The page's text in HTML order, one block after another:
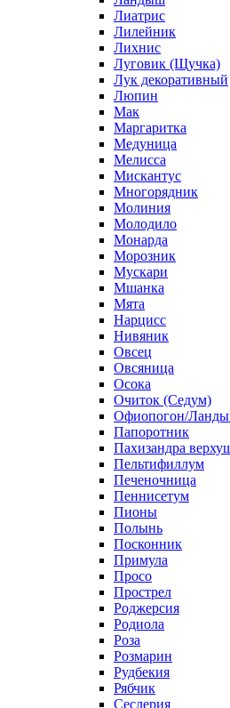
Лиатрис
Лилейник
Лихнис
Луговик (Щучка)
Лук декоративный
Люпин
Мак
Маргаритка
Медуница
Мелисса
Мискантус
Многорядник
Молиния
Молодило
Монарда
Морозник
Мускари
Мшанка
Мята
Нарцисс
Нивяник
Овсец
Овсяница
Осока
Очиток (Седум)
Офиопогон/
Папоротник
Пахизандра
Пельтифиллум
Печеночница
Пеннисетум
Пионы
Полынь
Посконник
Примула
Просо
Прострел
Роджерсия
Родиола
Роза
Розмарин
Рудбекия
Рябчик
Сеслерия